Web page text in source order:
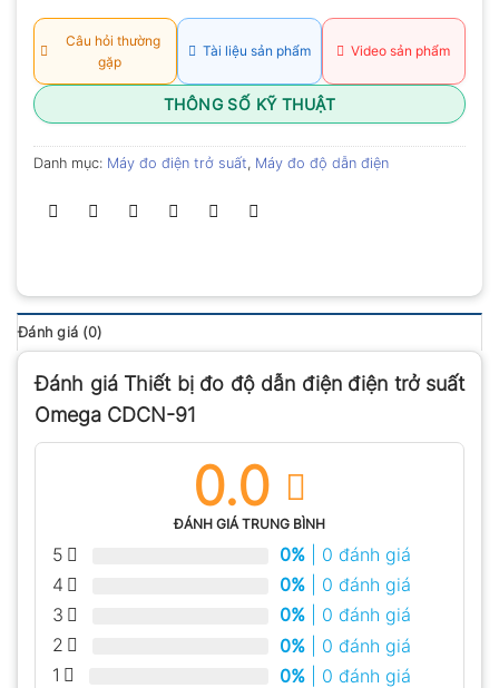
Câu hỏi thường
gặp
Tài liệu sản phẩm Video sản phẩm
THÔNG SỐ KỸ THUẬT
Danh mục: Máy đo điện trở suất, Máy đo độ dẫn điện
Đánh giá (0)
Đánh giá Thiết bị đo độ dẫn điện điện trở suất
Omega CDCN-91
0.0
ĐÁNH GIÁ TRUNG BÌNH
5 0% | 0 đánh giá
4
0% | 0 đánh giá
3
0% | 0 đánh giá
2
0% | 0 đánh giá
1
0% | 0 đánh giá